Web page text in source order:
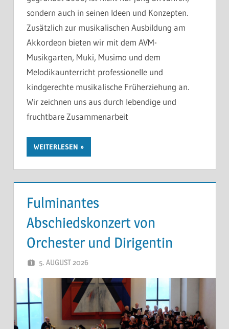
sondern auch in seinen Ideen und Konzepten.
Zusätzlich zur musikalischen Ausbildung am
Akkordeon bieten wir mit dem AVM-
Musikgarten, Muki, Musimo und dem
Melodikaunterricht professionelle und
kindgerechte musikalische Früherziehung an.
Wir zeichnen uns aus durch lebendige und
fruchtbare Zusammenarbeit
WEITERLESEN
Fulminantes
Abschiedskonzert von
Orchester und Dirigentin
5. AUGUST 2026